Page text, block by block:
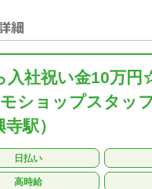
入社祝い金10万円
ショップスタッ
寺駅）
日払い
高時給